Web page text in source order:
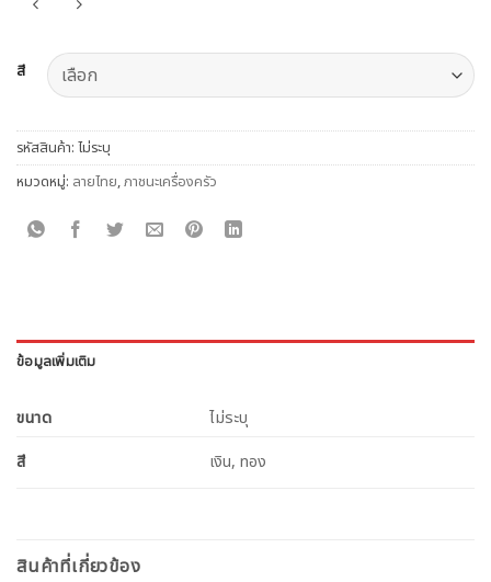
สี
รหัสสินค้า: ไม่ระบุ
หมวดหมู่: ลายไทย,ภาชนะเครื่องครัว
ข้อมูลเพิ่มเติม
ขนาด
ไม่ระบุ
สี
เงิน, ทอง
สินค้าที่เกี่ยวข้อง